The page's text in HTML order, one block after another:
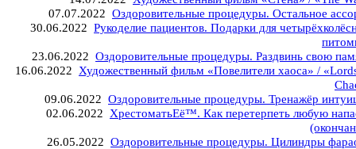
07.07.2022 Оздоровительные процедуры. Остальное
30.06.2022 Рукоделие пациентов. Подарки для
23.06.2022 Оздоровительные процедуры. Раздвинь свою
16.06.2022 Художественный фильм «Повелители хаоса» /
09.06.2022 Оздоровительные процедуры. Тренажёр
02.06.2022 ХрестоматьЕё™. Как перетерпеть любую
26.05.2022 Оздоровительные процедуры. Цилиндры